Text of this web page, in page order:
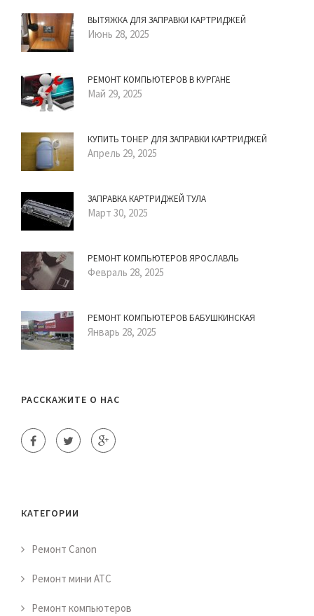
ВЫТЯЖКА ДЛЯ ЗАПРАВКИ КАРТРИДЖЕЙ
Июнь 28, 2025
РЕМОНТ КОМПЬЮТЕРОВ В КУРГАНЕ
Май 29, 2025
КУПИТЬ ТОНЕР ДЛЯ ЗАПРАВКИ КАРТРИДЖЕЙ
Апрель 29, 2025
ЗАПРАВКА КАРТРИДЖЕЙ ТУЛА
Март 30, 2025
РЕМОНТ КОМПЬЮТЕРОВ ЯРОСЛАВЛЬ
Февраль 28, 2025
РЕМОНТ КОМПЬЮТЕРОВ БАБУШКИНСКАЯ
Январь 28, 2025
РАССКАЖИТЕ О НАС
КАТЕГОРИИ
Ремонт Canon
Ремонт мини АТС
Ремонт компьютеров